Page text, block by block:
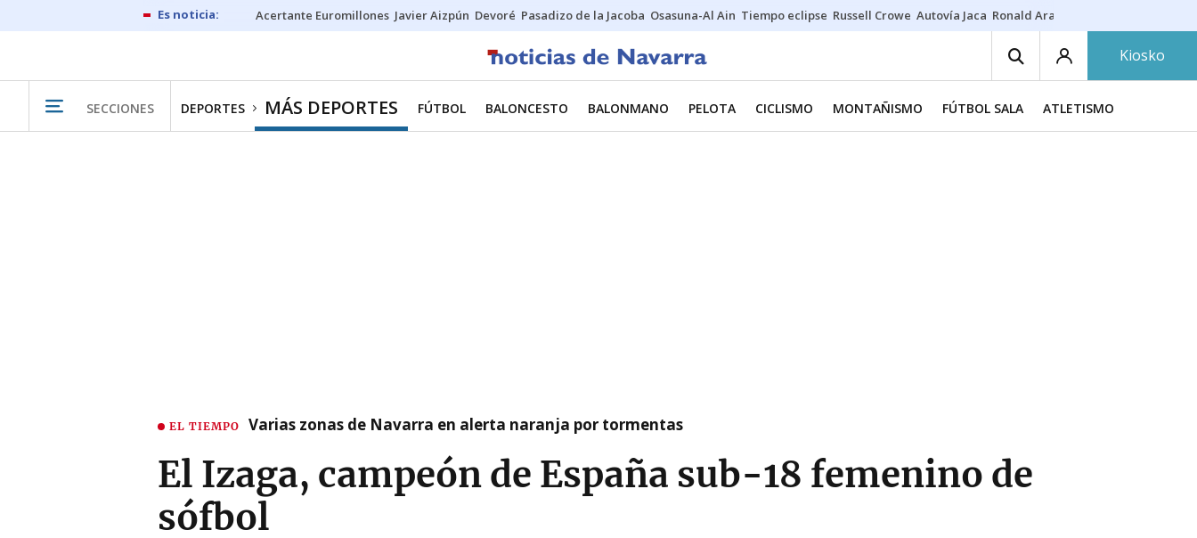
Acertante Euromillones Javier Aizpún Devoré Pasadizo de la Jacoba Osasuna-Al Ain Tiempo eclipse Russell Crowe Autovía Jaca Ronald Araújo
Kiosko
SECCIONES DEPORTES MÁS DEPORTES FÚTBOL BALONCESTO BALONMANO PELOTA CICLISMO MONTAÑISMO FÚTBOL SALA ATLETISMO
EL TIEMPO Varias zonas de Navarra en alerta naranja por tormentas
El Izaga, campeón de España sub-18 femenino de
sófbol